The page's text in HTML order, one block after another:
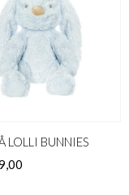
LOLLI BUNNIES